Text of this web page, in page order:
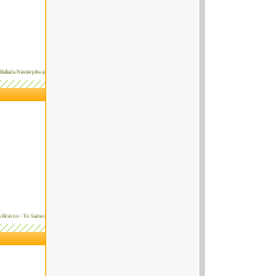
Niecierpliwa|
Bravos - To Samo|